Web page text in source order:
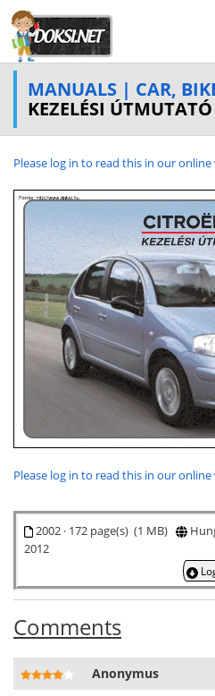
MANUALS | CAR,
KEZELÉSI ÚTMUTATÓ
Please log in to read this in our online
Please log in to read this in our online
2002 · 172 page(s) (1 MB)
2012
Comments
Anonymus